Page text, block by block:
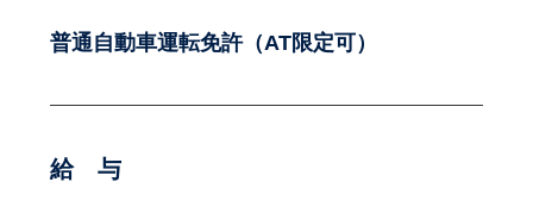
普通自動車運転免許（AT限定可）
給 与